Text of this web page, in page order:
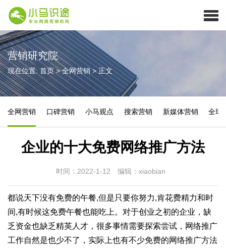
营销研究院
现在位置:首页>全网营销>正文
全网营销 口碑营销 小马观点 搜索营销 新媒体营销 全球
企业的十大免费网络推广方法
时间：2022-1-12 编辑：xiaobian
都说天下没有免费的午餐,但是只要你努力,肯花费精力和时
间,有时候这免费午餐也能吃上。对于创业之初的企业，缺
乏资金也缺乏精英人才，很多事情需要探索尝试，网络推广
工作自然是也少不了，实际上也有不少免费的网络推广方法